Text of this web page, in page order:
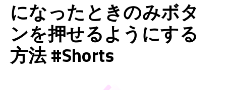
になったときのみボタ
ンを押せるようにする
方法 #Shorts